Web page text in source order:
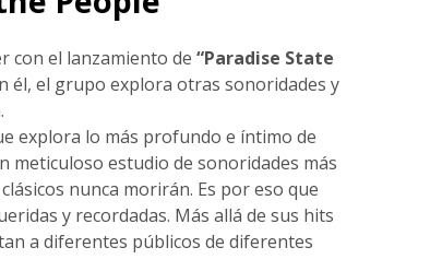
con el lanzamiento de “Paradise State
él, el grupo explora otras sonoridades y
explora lo más profundo e íntimo de
meticuloso estudio de sonoridades más
nunca morirán. Es por eso que
y recordadas. Más allá de sus hits
a diferentes públicos de diferentes